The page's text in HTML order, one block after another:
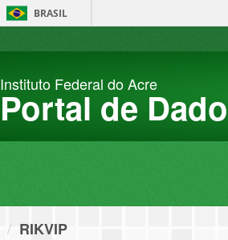
BRASIL
Instituto Federal do Acre
Portal de
RIKVIP